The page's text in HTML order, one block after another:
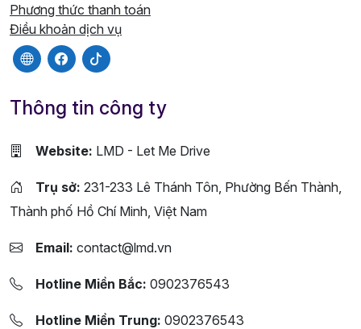
Phương thức thanh toán
Điều khoản dịch vụ
Thông tin công ty
Website: LMD - Let Me Drive
Trụ sở: 231-233 Lê Thánh Tôn, Phường Bến Thành,
Thành phố Hồ Chí Minh, Việt Nam
Email: contact@lmd.vn
Hotline Miền Bắc: 0902376543
Hotline Miền Trung: 0902376543